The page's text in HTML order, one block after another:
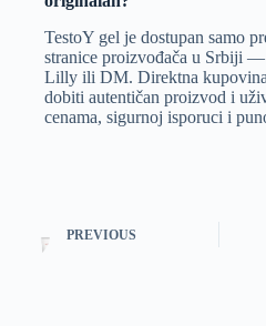
TestoY gel je dostupan samo
stranice proizvođača u Srbiji —
Lilly ili DM. Direktna kupovina
dobiti autentičan proizvod i
cenama, sigurnoj isporuci i
PREVIOUS